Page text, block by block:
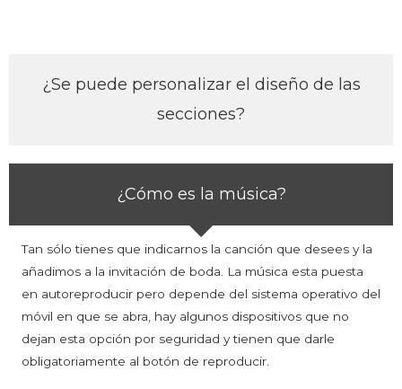
¿Se puede personalizar el diseño de las
secciones?
¿Cómo es la música?
Tan sólo tienes que indicarnos la canción que desees y la
añadimos a la invitación de boda.
La música esta puesta
en autoreproducir pero depende del sistema operativo del
móvil en que se abra, hay algunos dispositivos que no
dejan esta opción por seguridad y tienen que darle
obligatoriamente al botón de reproducir.